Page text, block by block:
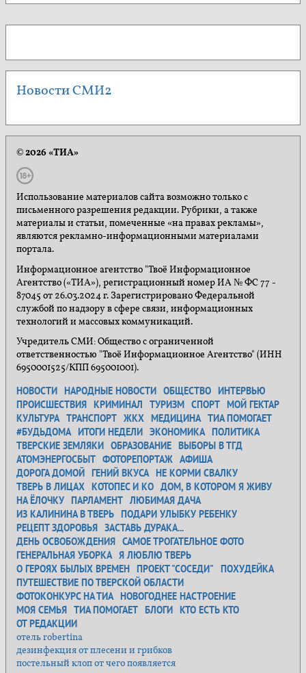
Новости СМИ2
© 2026 «ТИА»
Использование материалов сайта возможно только с
письменного разрешения редакции. Рубрики, а также
материалы и статьи, помеченные «на правах рекламы»,
являются рекламно-информационными материалами
портала.
Информационное агентство "Твоё Информационное
Агентство («ТИА»), регистрационный номер ИА № ФС 77 -
87045 от 26.03.2024 г. Зарегистрировано Федеральной
службой по надзору в сфере связи, информационных
технологий и массовых коммуникаций.
Учредитель СМИ: Общество с ограниченной
ответственностью "Твоё Информационное Агентство" (ИНН
6950001525/КПП 695001001).
НОВОСТИ НАРОДНЫЕ НОВОСТИ ОБЩЕСТВО
ИНТЕРВЬЮ
ПРОИСШЕСТВИЯ
КРИМИНАЛ ТУРИЗМ СПОРТ
МОЙ ГЕКТАР
КУЛЬТУРА ТРАНСПОРТ ЖКХ МЕДИЦИНА ТИА ПОМОГАЕТ
#БУДЬДОМА
ИТОГИ НЕДЕЛИ ЭКОНОМИКА
ПОЛИТИКА
ТВЕРСКИЕ ЗЕМЛЯКИ
ОБРАЗОВАНИЕ
ВЫБОРЫ В ТГД
АТОМЭНЕРГОСБЫТ ФОТОРЕПОРТАЖ АФИША
ДОРОГА ДОМОЙ
ГЕНИЙ ВКУСА
НЕ КОРМИ СВАЛКУ
ТВЕРЬ В ЛИЦАХ
КОТОПЕС И КО ДОМ, В КОТОРОМ Я ЖИВУ
НА ЁЛОЧКУ
ПАРЛАМЕНТ ЛЮБИМАЯ ДАЧА
ИЗ КАЛИНИНА В ТВЕРЬ
ПОДАРИ УЛЫБКУ РЕБЕНКУ
РЕЦЕПТ ЗДОРОВЬЯ
ЗАСТАВЬ ДУРАКА...
ДЕНЬ ОСВОБОЖДЕНИЯ
САМОЕ ТРОГАТЕЛЬНОЕ ФОТО
ГЕНЕРАЛЬНАЯ УБОРКА Я ЛЮБЛЮ ТВЕРЬ
О ГЕРОЯХ БЫЛЫХ ВРЕМЕН
ПРОЕКТ "СОСЕДИ"
ПОХУДЕЙКА
ПУТЕШЕСТВИЕ ПО ТВЕРСКОЙ ОБЛАСТИ
ФОТОКОНКУРС НА ТИА
НОВОГОДНЕЕ НАСТРОЕНИЕ
МОЯ СЕМЬЯ
ТИА ПОМОГАЕТ БЛОГИ
КТО ЕСТЬ КТО
ОТ РЕДАКЦИИ
отель robertina
дезинфекция от плесени и грибков
постельный клоп от чего появляется